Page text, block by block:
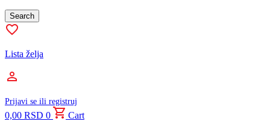
Search
Lista želja
Prijavi se ili registruj
0,00 RSD 0
Cart